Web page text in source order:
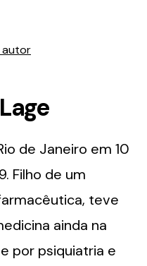
autor
de Janeiro em 10
Filho de um
teve
ainda na
por psiquiatria e